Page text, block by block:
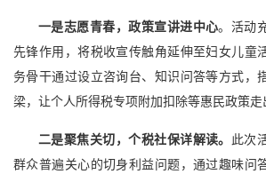
一是志愿青春，政策宣讲进中心。活动
先锋作用，将税收宣传触角延伸至妇女儿童
务骨干通过设立咨询台、知识问答等方式，
梁，让个人所得税专项附加扣除等惠民政策走
二是聚焦关切，个税社保详解读。 此次
群众普遍关心的切身利益问题，通过趣味问